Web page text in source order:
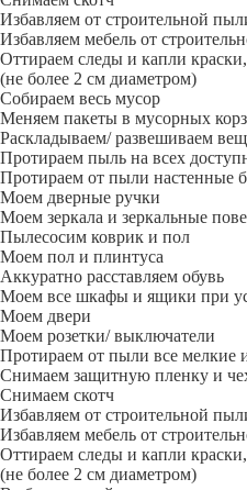
Избавляем от строительной
Избавляем мебель от
Оттираем следы и капли
(не более 2 см диаметром)
Собираем весь мусор
Меняем пакеты в мусорных
Раскладываем/ развешиваем
Протираем пыль на всех
Протираем от пыли настенные
Моем дверные ручки
Моем зеркала и зеркальные
Пылесосим коврик и пол
Моем пол и плинтуса
Аккуратно расставляем обувь
Моем все шкафы и ящики при
Моем двери
Моем розетки/ выключатели
Протираем от пыли все мелкие
Снимаем защитную пленку и
Снимаем скотч
Избавляем от строительной
Избавляем мебель от
Оттираем следы и капли
(не более 2 см диаметром)